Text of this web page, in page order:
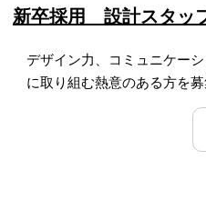
新卒採用 設計スタッ
デザイン力、コミュニケー
に取り組む熱意のある方を募